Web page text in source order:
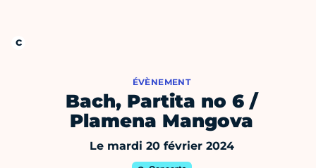
ÉVÈNEMENT
Bach, Partita no 6 /
Plamena Mangova
Le mardi 20 février 2024